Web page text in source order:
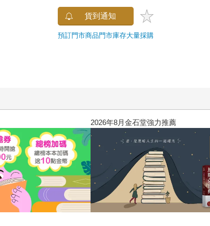
貨到通知
預訂門市商品門市庫存大量採購
2026年8月金石堂強力推薦